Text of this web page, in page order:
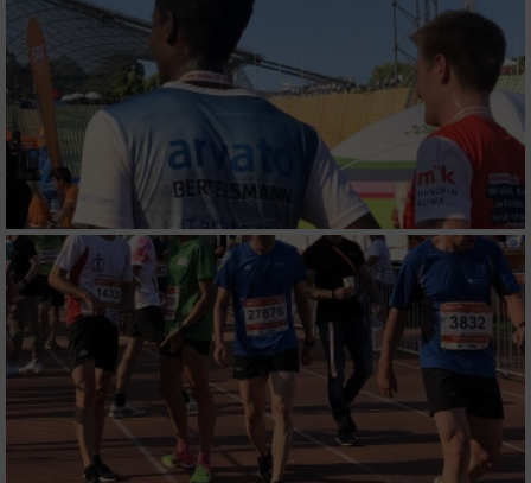
Erstellung von Profilen zur Personalisierung
Verwendung von Profilen zur Auswahl
personalisierter Inhalte
Messung der Werbeleistung
Messung der Performance von Inhalten
Analyse von Zielgruppen durch Statistiken
oder Kombinationen von Daten aus
verschiedenen Quellen
Entwicklung und Verbesserung der Angebote
Verwendung reduzierter Daten zur Auswahl